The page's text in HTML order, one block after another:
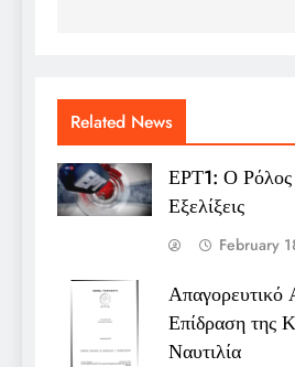
Related News
ΕΡΤ1: Ο Ρόλος
Εξελίξεις
February
Επίδραση της
Ναυτιλία